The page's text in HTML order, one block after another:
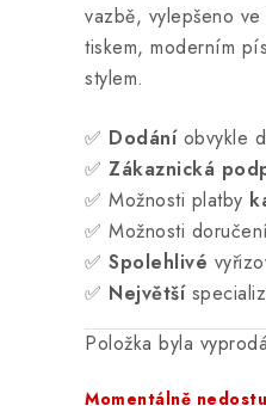
vazbě, vylepšeno
tiskem, moderním
stylem.
✅ Dodáníobvykle
✅ Zákaznická
✅ Možnosti platby
✅ Možnosti
✅ Spolehlivé
✅ Největší
Položka byla
Momentálně